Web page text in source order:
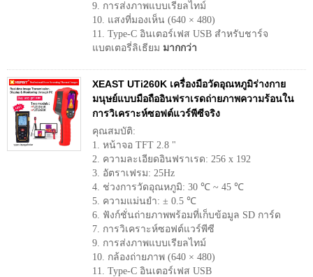
9. การส่งภาพแบบเรียลไทม์
10. แสงที่มองเห็น (640 × 480)
11. Type-C อินเตอร์เฟส USB สำหรับชาร์จ
แบตเตอรี่ลิเธียม มากกว่า
XEAST UTi260K เครื่องมือวัดอุณหภูมิร่างกาย
มนุษย์แบบมือถืออินฟราเรดถ่ายภาพความร้อนใน
การวิเคราะห์ซอฟต์แวร์พีซีจริง
คุณสมบัติ:
1. หน้าจอ TFT 2.8 "
2. ความละเอียดอินฟราเรด: 256 x 192
3. อัตราเฟรม: 25Hz
4. ช่วงการวัดอุณหภูมิ: 30 ℃ ~ 45 ℃
5. ความแม่นยำ: ± 0.5 ℃
6. ฟังก์ชั่นถ่ายภาพพร้อมที่เก็บข้อมูล SD การ์ด
7. การวิเคราะห์ซอฟต์แวร์พีซี
9. การส่งภาพแบบเรียลไทม์
10. กล้องถ่ายภาพ (640 × 480)
11. Type-C อินเตอร์เฟส USB